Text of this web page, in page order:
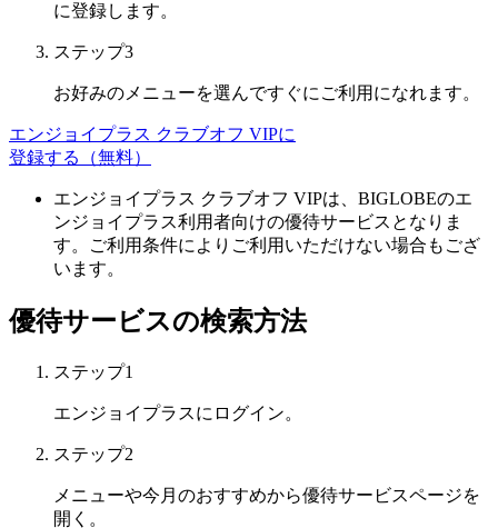
に登録します。
ステップ3
お好みのメニューを選んですぐにご利用になれます。
エンジョイプラス クラブオフ VIPに
登録する（無料）
エンジョイプラス クラブオフ VIPは、BIGLOBEのエ
ンジョイプラス利用者向けの優待サービスとなりま
す。
ご利用条件によりご利用いただけない場合もござ
います。
優待サービスの検索方法
ステップ1
エンジョイプラスにログイン。
ステップ2
メニューや今月のおすすめから優待サービスページを
開く。